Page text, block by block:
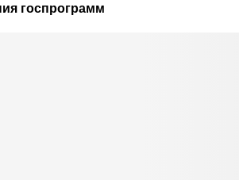
госпрограмм